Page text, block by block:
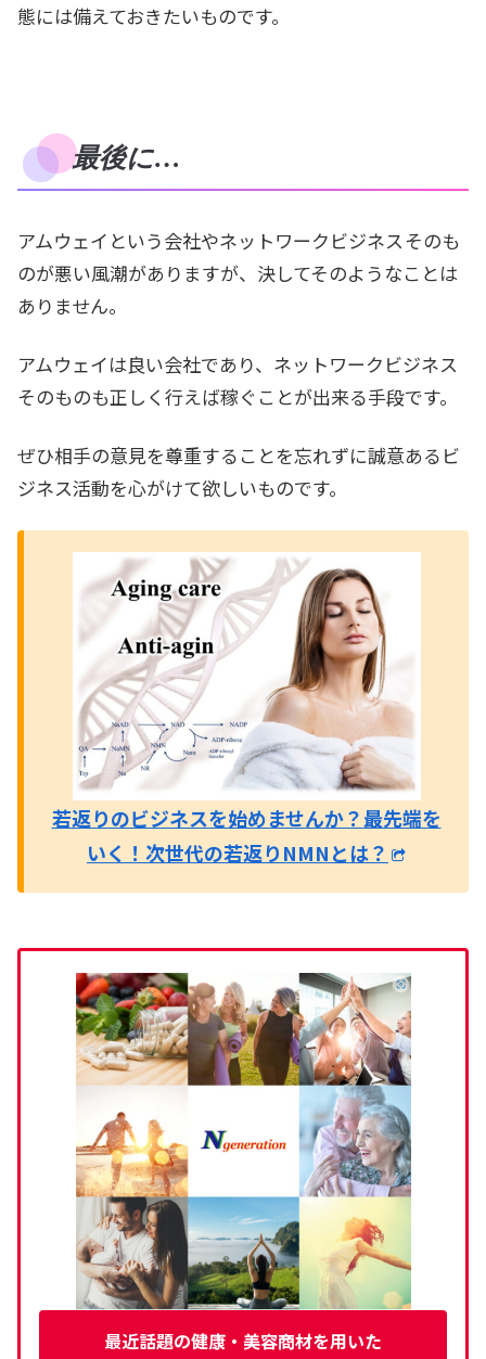
態には備えておきたいものです。
最後に…
アムウェイという会社やネットワークビジネスそのも
のが悪い風潮がありますが、決してそのようなことは
ありません。
アムウェイは良い会社であり、ネットワークビジネス
そのものも正しく行えば稼ぐことが出来る手段です。
ぜひ相手の意見を尊重することを忘れずに誠意あるビ
ジネス活動を心がけて欲しいものです。
若返りのビジネスを始めませんか？最先端を
いく！次世代の若返りNMNとは？
最近話題の健康・美容商材を用いた